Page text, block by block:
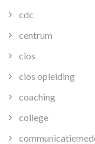
cdc
centrum
cios
cios opleiding
coaching
college